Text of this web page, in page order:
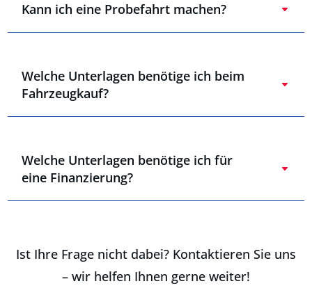
Kann ich eine Probefahrt machen?
Welche Unterlagen benötige ich beim
Fahrzeugkauf?
Welche Unterlagen benötige ich für
eine Finanzierung?
Ist Ihre Frage nicht dabei? Kontaktieren Sie uns
– wir helfen Ihnen gerne weiter!